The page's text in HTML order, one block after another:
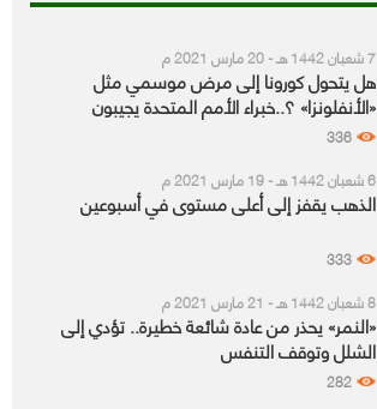
7 شعبان 1442 هـ - 20 مارس 2021 م
هل يتحول كورونا إلى مرض موسمي مثل
«الأنفلونزا» ؟..خبراء الأمم المتحدة يجيبون
336
6 شعبان 1442 هـ - 19 مارس 2021 م
الذهب يقفز إلى أعلى مستوى في أسبوعين
333
8 شعبان 1442 هـ - 21 مارس 2021 م
«النمر» يحذر من عادة شائعة خطيرة.. تؤدي إلى
الشلل وتوقف التنفس
282